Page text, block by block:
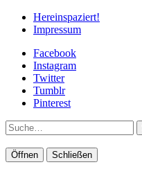
Hereinspaziert!
Impressum
Facebook
Instagram
Twitter
Tumblr
Pinterest
Suche
Öffnen Schließen